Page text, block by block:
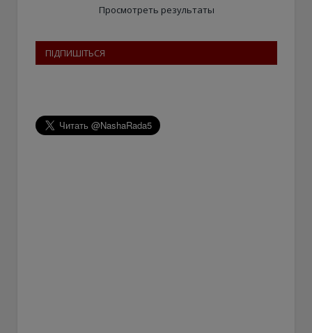
Просмотреть результаты
ПІДПИШІТЬСЯ